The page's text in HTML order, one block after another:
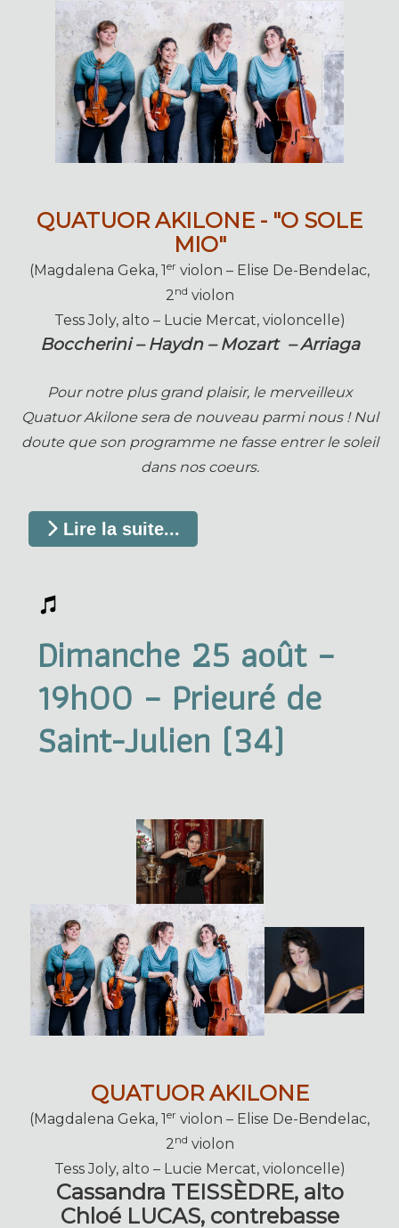
QUATUOR AKILONE - "O SOLE
MIO"
(Magdalena Geka, 1er violon – Elise De-Bendelac,
2nd violon
Tess Joly, alto – Lucie Mercat, violoncelle)
Boccherini – Haydn –Mozart –Arriaga
Pour notre plus grand plaisir, le merveilleux
Quatuor Akilone sera de nouveau parmi nous ! Nul
doute que son programme ne fasse entrer le soleil
dans nos coeurs.
Lire la suite...
Dimanche 25 août –
19h00 – Prieuré de
Saint-Julien (34)
QUATUOR AKILONE
(Magdalena Geka, 1 er violon – Elise De-Bendelac,
2nd violon
Tess Joly, alto – Lucie Mercat, violoncelle)
Cassandra TEISSÈDRE, alto
Chloé LUCAS, contrebasse